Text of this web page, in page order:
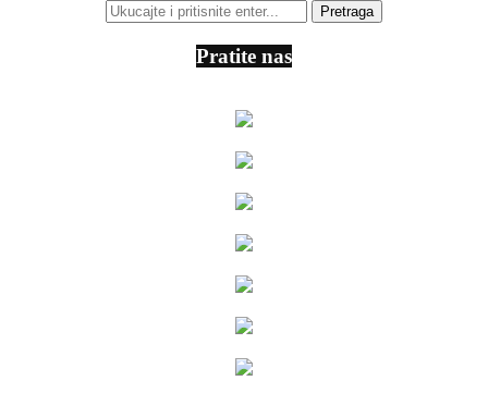
Pratite nas